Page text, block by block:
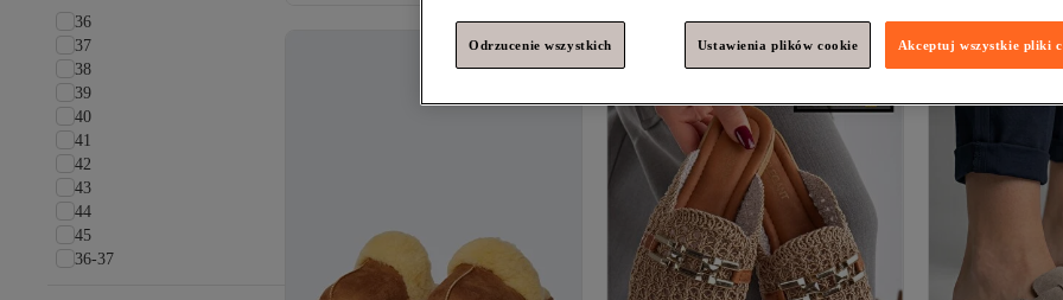
EMU
Defacto
Buratti
Riccon
Beyond
Mupa Shoes
Roy Jones
İlkem
NİŞANTAŞI SHOES
sovrana
36
37
38
39
40
41
42
43
44
45
36-37
Odrzucenie wszystkich Ustawienia plików cookie Akceptuj wszystkie pliki